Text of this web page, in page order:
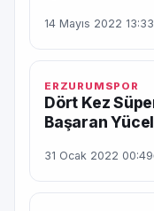
14 Mayıs 2022 13:33
ERZURUMSPOR
Dört Kez
Başaran
31 Ocak 2022 00:49